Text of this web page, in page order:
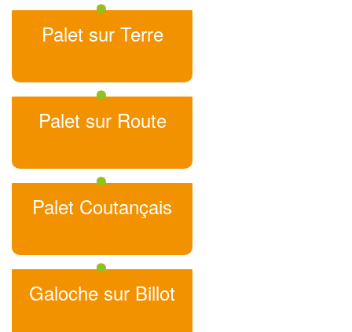
Palet sur Terre
Palet sur Route
Palet Coutançais
Galoche sur Billot